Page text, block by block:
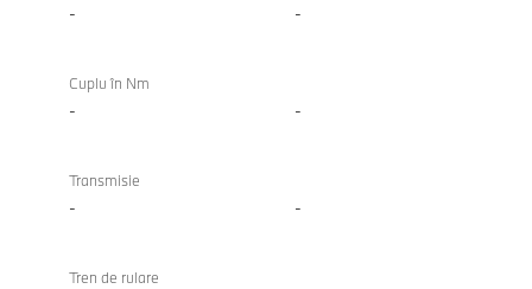
- -
Cuplu în Nm
- -
Transmisie
- -
Tren de rulare